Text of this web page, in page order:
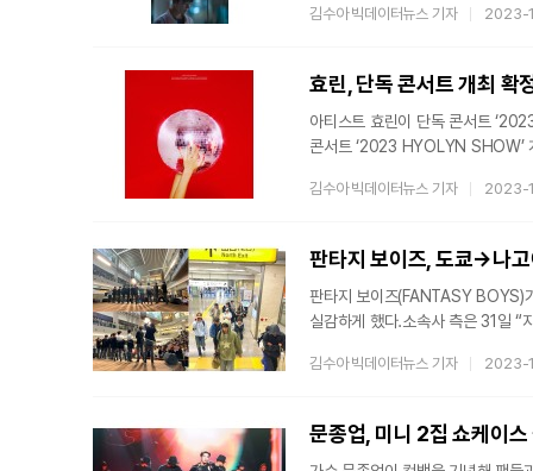
과거로 타임슬립한 뒤에는 불철주야 아
김수아 빅데이터뉴스 기자 2023-
효린, 단독 콘서트 개최
아티스트 효린이 단독 콘서트 ‘2023 HYOLYN
콘서트 ‘2023 HYOLYN SHOW’
미러볼만이 시선을 끌고 있어 궁금
SHOW’의 독보적인 퀄리티를 위
김수아 빅데이터뉴스 기자 2023-
판타지 보이즈(FANTASY BOYS)
실감하게 했다.​소속사 측은 31일 “
반응을 얻고 있다”고 밝혔다.​소속
나고야까지 판타지 보이즈를 보기
김수아 빅데이터뉴스 기자 2023-
문종업, 미니 2집 쇼케이